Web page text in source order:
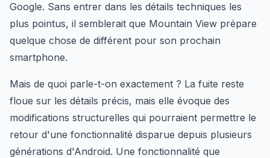
Google. Sans entrer dans les détails techniques les
plus pointus, il semblerait que Mountain View prépare
quelque chose de différent pour son prochain
smartphone.
Mais de quoi parle-t-on exactement ? La fuite reste
floue sur les détails précis, mais elle évoque des
modifications structurelles qui pourraient permettre le
retour d'une fonctionnalité disparue depuis plusieurs
générations d'Android. Une fonctionnalité que